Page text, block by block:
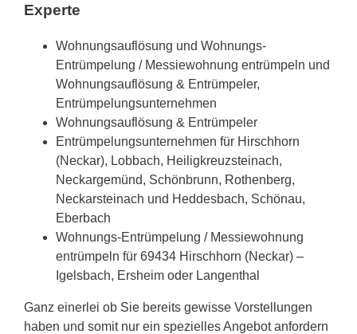
Experte
Wohnungsauflösung und Wohnungs-
Entrümpelung / Messiewohnung entrümpeln und
Wohnungsauflösung & Entrümpeler,
Entrümpelungsunternehmen
Wohnungsauflösung & Entrümpeler
Entrümpelungsunternehmen für Hirschhorn
(Neckar), Lobbach, Heiligkreuzsteinach,
Neckargemünd, Schönbrunn, Rothenberg,
Neckarsteinach und Heddesbach, Schönau,
Eberbach
Wohnungs-Entrümpelung / Messiewohnung
entrümpeln für 69434 Hirschhorn (Neckar) –
Igelsbach, Ersheim oder Langenthal
Ganz einerlei ob Sie bereits gewisse Vorstellungen
haben und somit nur ein spezielles Angebot anfordern